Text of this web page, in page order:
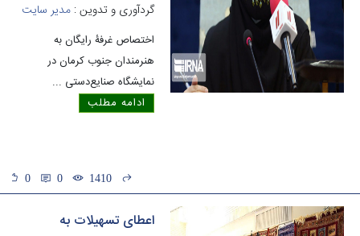
گردآوری و تدوین :مدیر سایت
اختصاص غرفۀ رایگان به
هنرمندان جنوب کرمان در
نمایشگاه صنایع‌دستی...
ادامه مطلب
1410
0
0
اعطای تسهیلات به